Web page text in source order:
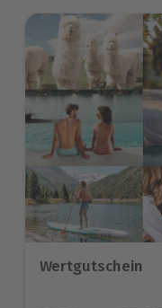
Wertgutschein